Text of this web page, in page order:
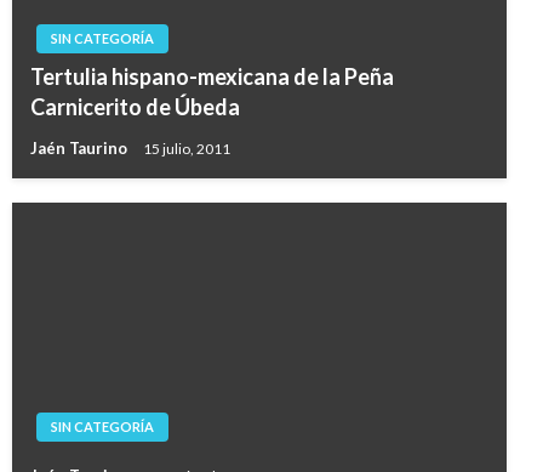
SIN CATEGORÍA
Tertulia hispano-mexicana de la Peña
Carnicerito de Úbeda
Jaén Taurino 15 julio, 2011
SIN CATEGORÍA